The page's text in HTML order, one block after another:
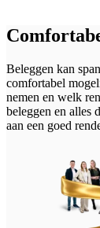
Beleggen kan
comfortabel
nemen en welk
beleggen en alles
aan een goed